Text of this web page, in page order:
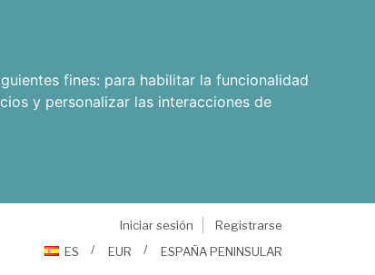
fines: para habilitar la funcionalidad
y personalizar las interacciones de
Iniciar sesión
Registrarse
ES
EUR ESPAÑA PENINSULAR